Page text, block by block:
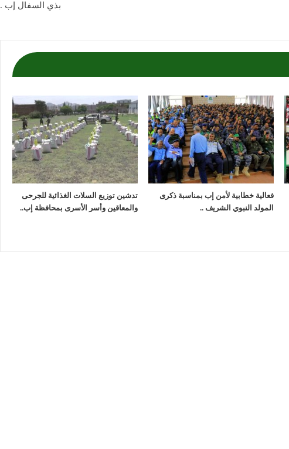
بذي السفال إب .
فعالية خطابية لأمن إب بمناسبة ذكرى
المولد النبوي الشريف ..
تدشين توزيع السلات الغذائية للجرحى
والمعاقين وأسر الأسرى بمحافظة إب..